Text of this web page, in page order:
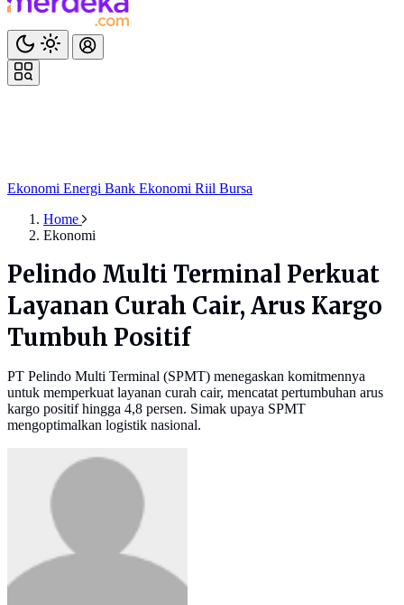
Ekonomi Energi Bank Ekonomi Riil Bursa
Home
Ekonomi
Pelindo Multi Terminal Perkuat
Layanan Curah Cair, Arus Kargo
Tumbuh Positif
PT Pelindo Multi Terminal (SPMT) menegaskan komitmennya
untuk memperkuat layanan curah cair, mencatat pertumbuhan arus
kargo positif hingga 4,8 persen. Simak upaya SPMT
mengoptimalkan logistik nasional.